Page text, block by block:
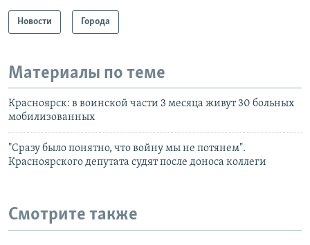
Новости Города
Материалы по теме
Красноярск: в воинской части 3 месяца живут 30 больных
мобилизованных
"Сразу было понятно, что войну мы не потянем".
Красноярского депутата судят после доноса коллеги
Смотрите также